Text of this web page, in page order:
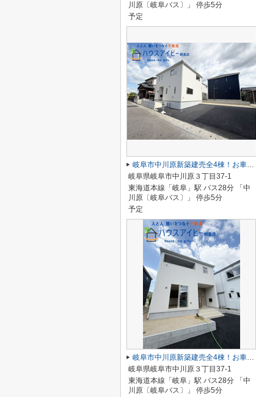
川原〔岐阜バス〕」 停歩5分
予定
岐阜市中川原新築建売全4棟！お車並列3台可能！長良東小学校区！広めのインナーバルコニー！
岐阜県岐阜市中川原３丁目37-1
東海道本線「岐阜」駅 バス28分 「中
川原〔岐阜バス〕」 停歩5分
予定
岐阜市中川原新築建売全4棟！お車並列3台可能！長良東小学校区！広めのインナーバルコニー！
岐阜県岐阜市中川原３丁目37-1
東海道本線「岐阜」駅 バス28分 「中
川原〔岐阜バス〕」 停歩5分